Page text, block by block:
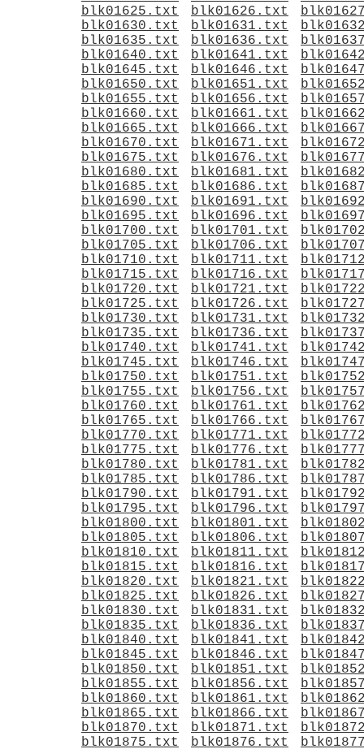
blk01625.txt
blk01626.txt
blk01630.txt
blk01631.txt
blk01635.txt
blk01636.txt
blk01640.txt
blk01641.txt
blk01645.txt
blk01646.txt
blk01650.txt
blk01651.txt
blk01655.txt
blk01656.txt
blk01660.txt
blk01661.txt
blk01665.txt
blk01666.txt
blk01670.txt
blk01671.txt
blk01675.txt
blk01676.txt
blk01680.txt
blk01681.txt
blk01685.txt
blk01686.txt
blk01690.txt
blk01691.txt
blk01695.txt
blk01696.txt
blk01700.txt
blk01701.txt
blk01705.txt
blk01706.txt
blk01710.txt
blk01711.txt
blk01715.txt
blk01716.txt
blk01720.txt
blk01721.txt
blk01725.txt
blk01726.txt
blk01730.txt
blk01731.txt
blk01735.txt
blk01736.txt
blk01740.txt
blk01741.txt
blk01745.txt
blk01746.txt
blk01750.txt
blk01751.txt
blk01755.txt
blk01756.txt
blk01760.txt
blk01761.txt
blk01765.txt
blk01766.txt
blk01770.txt
blk01771.txt
blk01775.txt
blk01776.txt
blk01780.txt
blk01781.txt
blk01785.txt
blk01786.txt
blk01790.txt
blk01791.txt
blk01795.txt
blk01796.txt
blk01800.txt
blk01801.txt
blk01805.txt
blk01806.txt
blk01810.txt
blk01811.txt
blk01815.txt
blk01816.txt
blk01820.txt
blk01821.txt
blk01825.txt
blk01826.txt
blk01830.txt
blk01831.txt
blk01835.txt
blk01836.txt
blk01840.txt
blk01841.txt
blk01845.txt
blk01846.txt
blk01850.txt
blk01851.txt
blk01855.txt
blk01856.txt
blk01860.txt
blk01861.txt
blk01865.txt
blk01866.txt
blk01870.txt
blk01871.txt
blk01875.txt
blk01876.txt